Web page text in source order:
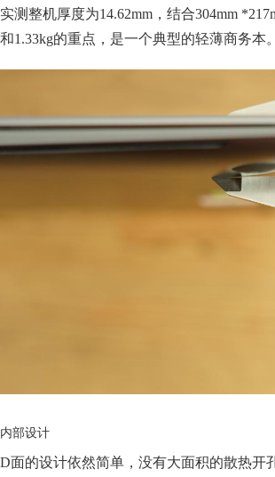
实测整机厚度为14.62mm，结合304mm
和1.33kg的重点，是一个典型的轻薄商务本。
内部设计
D面的设计依然简单，没有大面积的散热开